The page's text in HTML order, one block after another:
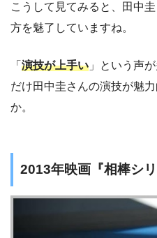
こうして見てみると、田中
方を魅了していますね。
「 演技が上手い 」という声
だけ田中圭さんの演技が魅
か。
2013年映画『相棒シリ